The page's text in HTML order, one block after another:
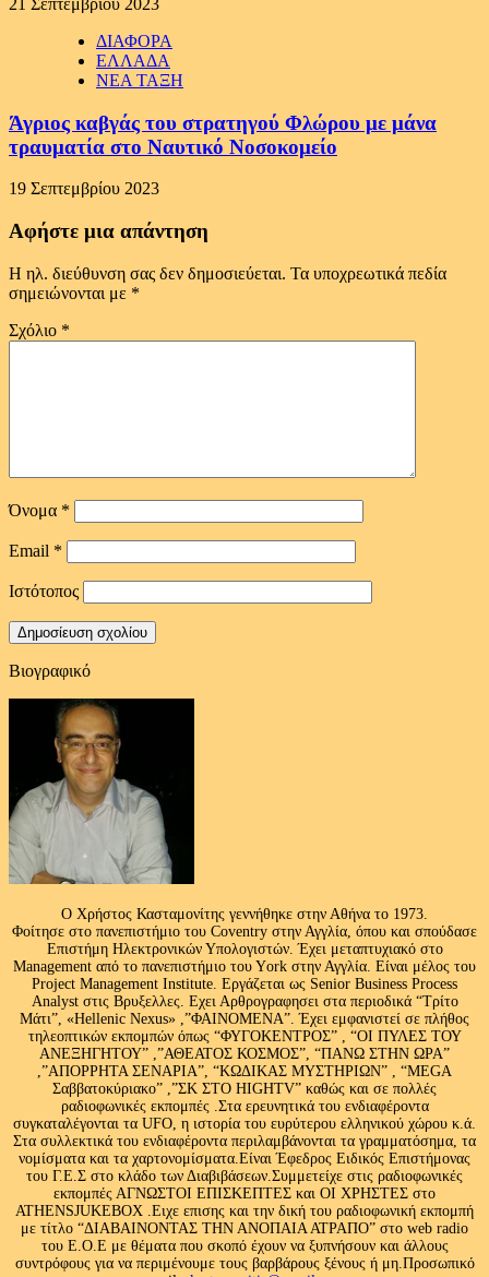
21 Σεπτεμβρίου 2023
ΔΙΑΦΟΡΑ
ΕΛΛΑΔΑ
ΝΕΑ ΤΑΞΗ
Άγριος καβγάς του στρατηγού Φλώρου με μάνα
τραυματία στο Ναυτικό Νοσοκομείο
19 Σεπτεμβρίου 2023
Αφήστε μια απάντηση
Η ηλ. διεύθυνση σας δεν δημοσιεύεται. Τα υποχρεωτικά πεδία
σημειώνονται με *
Σχόλιο *
Όνομα *
Email *
Ιστότοπος
Βιογραφικό
Ο Χρήστος Κασταμονίτης γεννήθηκε στην Αθήνα το 1973.
Φοίτησε στο πανεπιστήμιο του Coventry στην Αγγλία, όπου και σπούδασε
Επιστήμη Ηλεκτρονικών Υπολογιστών. Έχει μεταπτυχιακό στο
Management από το πανεπιστήμιο του Υork στην Αγγλία. Είναι μέλος του
Project Management Institute. Εργάζεται ως Senior Business Process
Analyst στις Βρυξελλες. Εχει Αρθρογραφησει στα περιοδικά “Τρίτο
Μάτι”, «Hellenic Nexus» ,”ΦΑΙΝΟΜΕΝΑ”. Έχει εμφανιστεί σε πλήθος
τηλεοπτικών εκπομπών όπως “ΦΥΓΟΚΕΝΤΡΟΣ” , “ΟΙ ΠΥΛΕΣ ΤΟΥ
ΑΝΕΞΗΓΗΤΟΥ” ,”ΑΘΕΑΤΟΣ ΚΟΣΜΟΣ”, “ΠΑΝΩ ΣΤΗΝ ΩΡΑ”
,”ΑΠΟΡΡΗΤΑ ΣΕΝΑΡΙΑ”, “ΚΩΔΙΚΑΣ ΜΥΣΤΗΡΙΩΝ” , “MEGA
Σαββατοκύριακο” ,”ΣΚ ΣΤΟ HIGHTV” καθώς και σε πολλές
ραδιοφωνικές εκπομπές .Στα ερευνητικά του ενδιαφέροντα
συγκαταλέγονται τα UFO, η ιστορία του ευρύτερου ελληνικού χώρου κ.ά.
Στα συλλεκτικά του ενδιαφέροντα περιλαμβάνονται τα γραμματόσημα, τα
νομίσματα και τα χαρτονομίσματα.Είναι Έφεδρος Ειδικός Επιστήμονας
του Γ.Ε.Σ στο κλάδο των Διαβιβάσεων.Συμμετείχε στις ραδιοφωνικές
εκπομπές ΑΓΝΩΣΤΟΙ ΕΠΙΣΚΕΠΤΕΣ και ΟΙ ΧΡΗΣΤΕΣ στο
ATHENSJUKEBOX .Ειχε επισης και την δική του ραδιοφωνική εκπομπή
με τίτλο “ΔΙΑΒΑΙΝΟΝΤΑΣ ΤΗΝ ΑΝΟΠΑΙΑ ΑΤΡΑΠΟ” στο web radio
του Ε.Ο.Ε με θέματα που σκοπό έχουν να ξυπνήσουν και άλλους
συντρόφους για να περιμένουμε τους βαρβάρους ξένους ή μη.Προσωπικό